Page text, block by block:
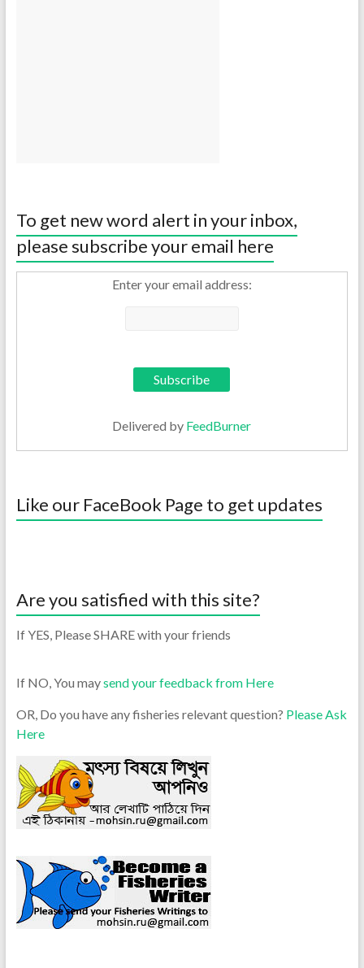
To get new word alert in your inbox,
please subscribe your email here
Enter your email address:
Delivered by FeedBurner
Like our FaceBook Page to get updates
Are you satisfied with this site?
If YES, Please SHARE with your friends
If NO, You maysend your feedback from Here
OR, Do you have any fisheries relevant question? Please Ask
Here